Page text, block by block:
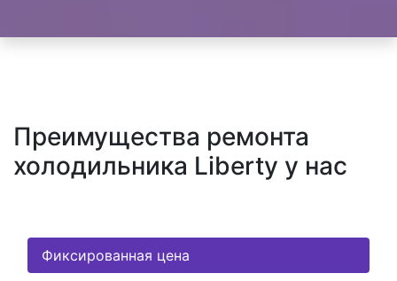
Преимущества ремонта
холодильника Liberty у нас
Фиксированная цена